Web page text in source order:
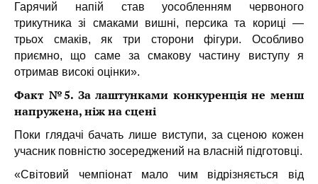
Гарячий напій став уособленням червоного
трикутника зі смаками вишні, персика та кориці —
трьох смаків, як три сторони фігури. Особливо
приємно, що саме за смакову частину виступу я
отримав високі оцінки».
Факт №5. За лаштунками конкуренція не менш
напружена, ніж на сцені
Поки глядачі бачать лише виступи, за сценою кожен
учасник повністю зосереджений на власній підготовці.
«Світовий чемпіонат мало чим відрізняється від